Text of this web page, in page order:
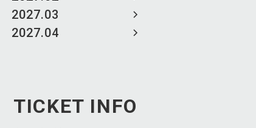
2027.03
2027.04
TICKET INFO